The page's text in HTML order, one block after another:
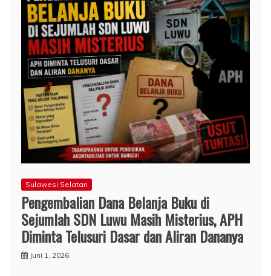
Sulawesi Selatan
Pengembalian Dana Belanja Buku di
Sejumlah SDN Luwu Masih Misterius, APH
Diminta Telusuri Dasar dan Aliran Dananya
Juni 1, 2026